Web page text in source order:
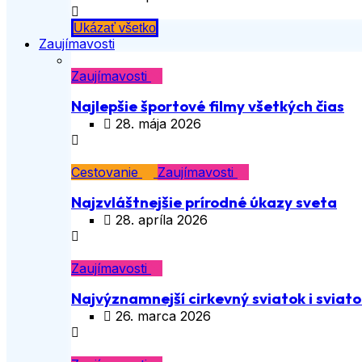
Ukázať všetko
Zaujímavosti
Zaujímavosti
Najlepšie športové filmy všetkých čias
28. mája 2026
Cestovanie Zaujímavosti
Najzvláštnejšie prírodné úkazy sveta
28. apríla 2026
Zaujímavosti
Najvýznamnejší cirkevný sviatok i
26. marca 2026